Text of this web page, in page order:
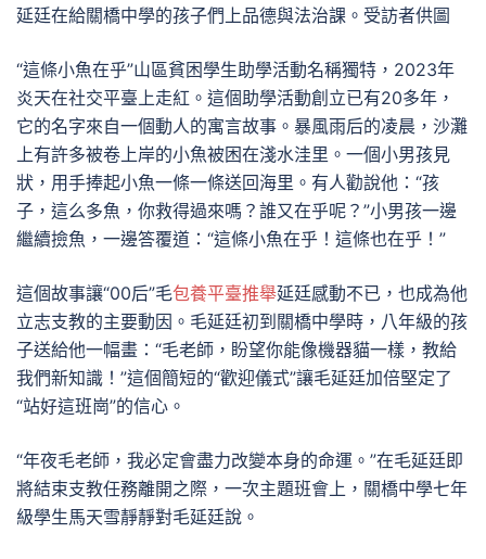
延廷在給關橋中學的孩子們上品德與法治課。受訪者供圖
“這條小魚在乎”山區貧困學生助學活動名稱獨特，2023年
炎天在社交平臺上走紅。這個助學活動創立已有20多年，
它的名字來自一個動人的寓言故事。暴風雨后的凌晨，沙灘
上有許多被卷上岸的小魚被困在淺水洼里。一個小男孩見
狀，用手捧起小魚一條一條送回海里。有人勸說他：“孩
子，這么多魚，你救得過來嗎？誰又在乎呢？”小男孩一邊
繼續撿魚，一邊答覆道：“這條小魚在乎！這條也在乎！”
這個故事讓“00后”毛包養平臺推舉延廷感動不已，也成為他
立志支教的主要動因。毛延廷初到關橋中學時，八年級的孩
子送給他一幅畫：“毛老師，盼望你能像機器貓一樣，教給
我們新知識！”這個簡短的“歡迎儀式”讓毛延廷加倍堅定了
“站好這班崗”的信心。
“年夜毛老師，我必定會盡力改變本身的命運。”在毛延廷即
將結束支教任務離開之際，一次主題班會上，關橋中學七年
級學生馬天雪靜靜對毛延廷說。